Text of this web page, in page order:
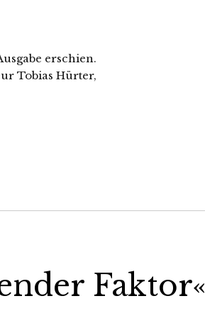
erschien.
Tobias Hürter,
Faktor«